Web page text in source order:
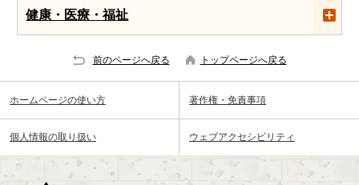
健康・医療・福祉
前のページへ戻る トップページへ戻る
ホームページの使い方 著作権・免責事項
個人情報の取り扱い ウェブアクセシビリティ